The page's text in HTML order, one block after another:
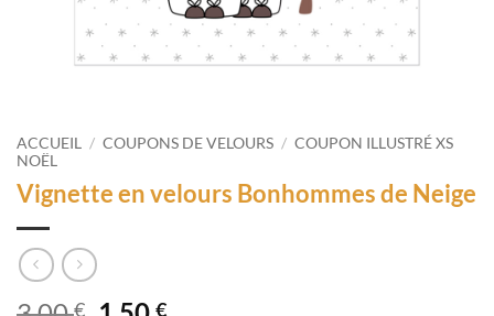
ACCUEIL / COUPONS DE VELOURS / COUPON ILLUSTRÉ XS
NOËL
Vignette en velours Bonhommes de Neige
€ €